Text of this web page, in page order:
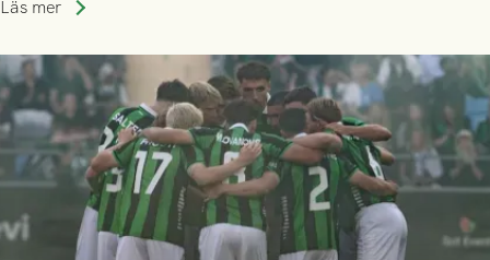
Läs mer